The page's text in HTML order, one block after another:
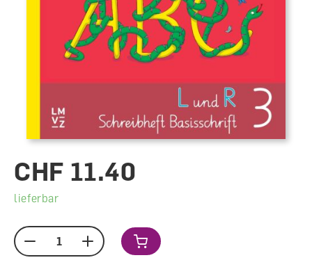
CHF 11.40
lieferbar
Menge